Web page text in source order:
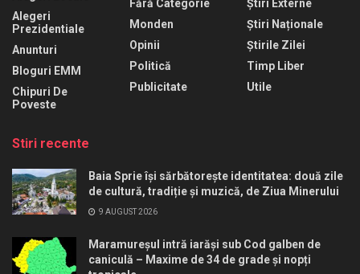
Alegeri
Prezidentiale
Anunturi
Bloguri EMM
Chipuri De
Poveste
Fără Categorie
Monden
Opinii
Politică
Publicitate
Știri Externe
Știri Naționale
Știrile Zilei
Timp Liber
Utile
Stiri recente
Baia Sprie își sărbătorește identitatea: două zile
de cultură, tradiție și muzică, de Ziua Minerului
9 AUGUST 2026
Maramureșul intră iarăși sub Cod galben de
caniculă – Maxime de 34 de grade și nopți